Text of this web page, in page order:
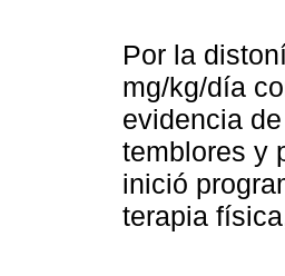
Por la
mg/kg/día
evidencia
temblores y
inició
terapia